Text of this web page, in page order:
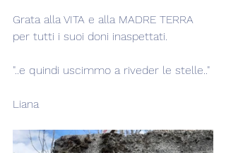
Grata alla VITA e alla MADRE TERRA
per tutti i suoi doni inaspettati.
"..e quindi uscimmo a riveder le stelle.."
Liana